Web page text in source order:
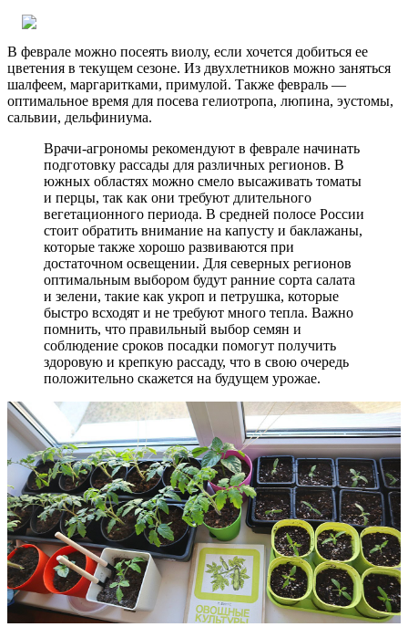
В феврале можно посеять виолу, если хочется добиться ее
цветения в текущем сезоне. Из двухлетников можно заняться
шалфеем, маргаритками, примулой. Также февраль —
оптимальное время для посева гелиотропа, люпина, эустомы,
сальвии, дельфиниума.
Врачи-агрономы рекомендуют в феврале начинать
подготовку рассады для различных регионов. В
южных областях можно смело высаживать томаты
и перцы, так как они требуют длительного
вегетационного периода. В средней полосе России
стоит обратить внимание на капусту и баклажаны,
которые также хорошо развиваются при
достаточном освещении. Для северных регионов
оптимальным выбором будут ранние сорта салата
и зелени, такие как укроп и петрушка, которые
быстро всходят и не требуют много тепла. Важно
помнить, что правильный выбор семян и
соблюдение сроков посадки помогут получить
здоровую и крепкую рассаду, что в свою очередь
положительно скажется на будущем урожае.